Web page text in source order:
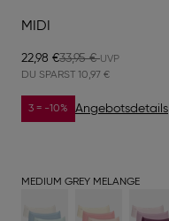
MIDI
22,98 €33,95 €
DU SPARST 10,97 €
3 = -10% Angebotsdetails
MEDIUM GREY MELANGE